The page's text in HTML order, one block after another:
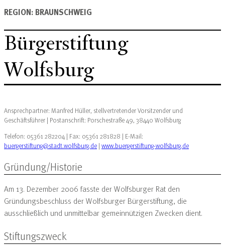
REGION: BRAUNSCHWEIG
Bürgerstiftung
Wolfsburg
Ansprechpartner: Manfred Hüller, stellvertretender Vorsitzender und
Geschäftsführer | Postanschrift: Porschestraße 49, 38440 Wolfsburg
Telefon: 05361 282204 | Fax: 05361 281828 | E-Mail:
buergerstiftung@stadt.wolfsburg.de | www.buergerstiftung-wolfsburg.de
Gründung/Historie
Am 13. Dezember 2006 fasste der Wolfsburger Rat den
Gründungsbeschluss der Wolfsburger Bürgerstiftung, die
ausschließlich und unmittelbar gemeinnützigen Zwecken dient.
Stiftungszweck